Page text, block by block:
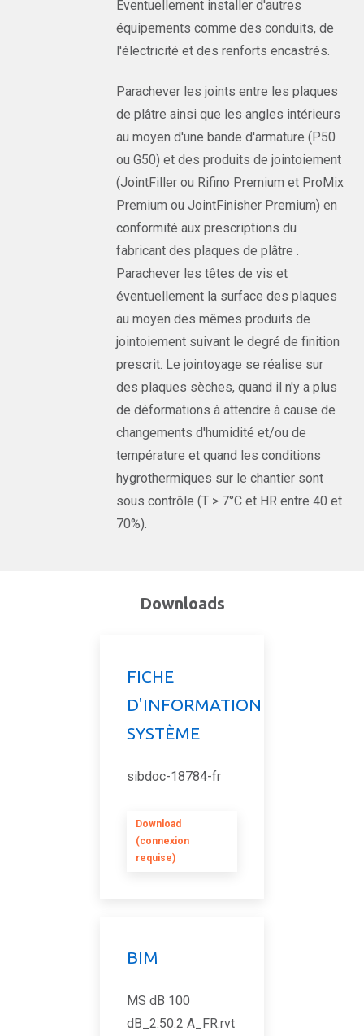
Éventuellement installer d'autres
équipements comme des conduits, de
l'électricité et des renforts encastrés.
Parachever les joints entre les plaques
de plâtre ainsi que les angles intérieurs
au moyen d'une bande d'armature (P50
ou G50) et des produits de jointoiement
(JointFiller ou Rifino Premium et ProMix
Premium ou JointFinisher Premium) en
conformité aux prescriptions du
fabricant des plaques de plâtre .
Parachever les têtes de vis et
éventuellement la surface des plaques
au moyen des mêmes produits de
jointoiement suivant le degré de finition
prescrit. Le jointoyage se réalise sur
des plaques sèches, quand il n'y a plus
de déformations à attendre à cause de
changements d'humidité et/ou de
température et quand les conditions
hygrothermiques sur le chantier sont
sous contrôle (T > 7°C et HR entre 40 et
70%).
Downloads
FICHE
D'INFORMATION
SYSTÈME
sibdoc-18784-fr
Download
(connexion
requise)
BIM
MS dB 100
dB_2.50.2 A_FR.rvt